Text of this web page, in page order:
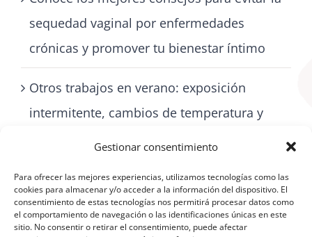
Gestionar consentimiento
Para ofrecer las mejores experiencias, utilizamos tecnologías como las
cookies para almacenar y/o acceder a la información del dispositivo. El
consentimiento de estas tecnologías nos permitirá procesar datos como
el comportamiento de navegación o las identificaciones únicas en este
sitio. No consentir o retirar el consentimiento, puede afectar
sequedad vaginal por enfermedades
crónicas y promover tu bienestar íntimo
Otros trabajos en verano: exposición
intermitente, cambios de temperatura y